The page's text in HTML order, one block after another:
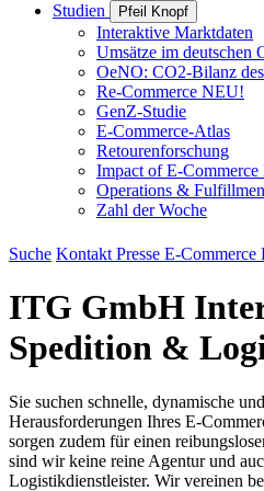
Studien
Pfeil Knopf
Interaktive Marktdaten
Umsätze im deutschen
OeNO: CO2-Bilanz
Re-Commerce NEU!
GenZ-Studie
E-Commerce-Atlas
Retourenforschung
Impact of E-
Operations &
Zahl der Woche
Suche Kontakt Presse E-Commerce
ITG GmbH
Spedition &
Sie suchen schnelle, dynamische
Herausforderungen Ihres E-
sorgen zudem für einen
sind wir keine reine Agentur und
Logistikdienstleister. Wir vereinen